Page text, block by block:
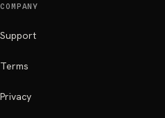
COMPANY
Support
Terms
Privacy